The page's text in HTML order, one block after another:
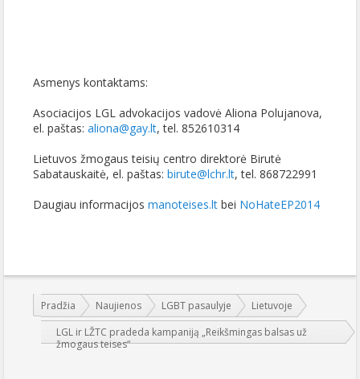
Asmenys kontaktams:
Asociacijos LGL advokacijos vadovė Aliona Polujanova,
el. paštas: aliona@gay.lt, tel. 852610314
Lietuvos žmogaus teisių centro direktorė Birutė
Sabatauskaitė, el. paštas: birute@lchr.lt, tel. 868722991
Daugiau informacijos manoteises.lt bei NoHateEP2014
Jūs esate čia:
Pradžia Naujienos LGBT pasaulyje
Lietuvoje
LGL ir LŽTC pradeda kampaniją „Reikšmingas balsas už
žmogaus teises“